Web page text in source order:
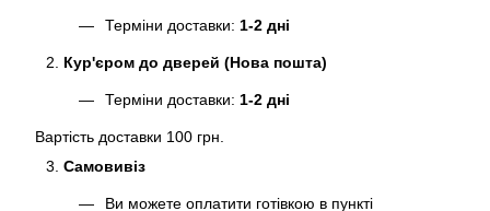
Терміни доставки: 1-2 дні
Кур'єром до дверей (Нова пошта)
Терміни доставки: 1-2 дні
Вартість доставки 100 грн.
Самовивіз
Ви можете оплатити готівкою в пункті